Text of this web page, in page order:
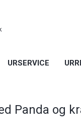
URSERVICE
Panda og